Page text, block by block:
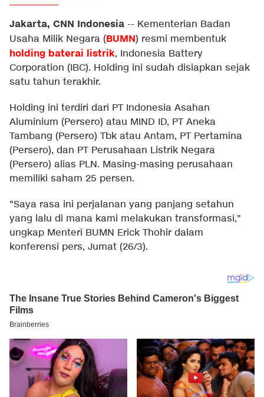
Jakarta, CNN Indonesia -- Kementerian Badan
Usaha Milik Negara (BUMN) resmi membentuk
holding baterai listrik, Indonesia Battery
Corporation (IBC). Holding ini sudah disiapkan sejak
satu tahun terakhir.
Holding ini terdiri dari PT Indonesia Asahan
Aluminium (Persero) atau MIND ID, PT Aneka
Tambang (Persero) Tbk atau Antam, PT Pertamina
(Persero), dan PT Perusahaan Listrik Negara
(Persero) alias PLN. Masing-masing perusahaan
memiliki saham 25 persen.
"Saya rasa ini perjalanan yang panjang setahun
yang lalu di mana kami melakukan transformasi,"
ungkap Menteri BUMN Erick Thohir dalam
konferensi pers, Jumat (26/3).